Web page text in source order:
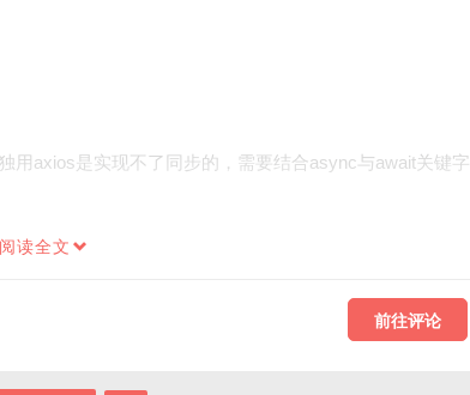
用axios是实现不了同步的，需要结合async与await关键字
阅读全文
前往评论